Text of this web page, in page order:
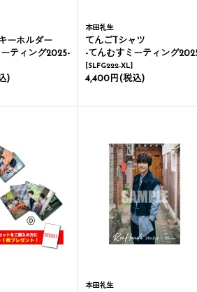
ーホルダー
ティング2025-
)
本田礼生
てんごTシャツ
-てんむすミーティング
[SLFG222-XL]
4,400円 (税込)
本田礼生